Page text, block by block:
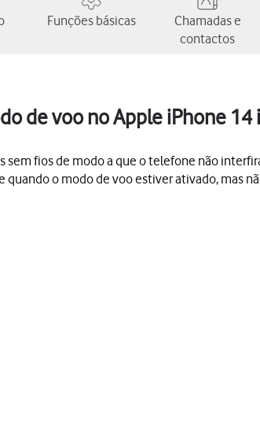
Funções básicas
Chamadas e
contactos
de voo no Apple iPhone 14
sem fios de modo a que o telefone não
o modo de voo estiver ativado, mas